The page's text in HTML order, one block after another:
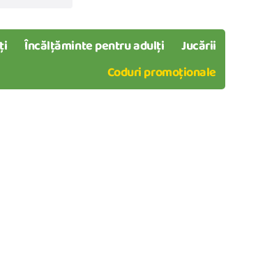
Încălțăminte pentru adulți
Jucării
Coduri promoționale